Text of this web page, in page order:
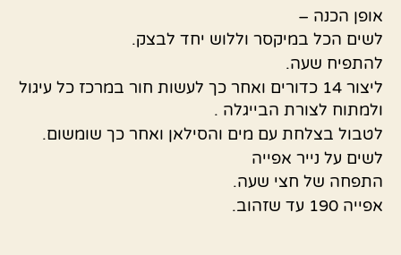
אופן הכנה –
לשים הכל במיקסר וללוש יחד לבצק.
להתפיח שעה.
ליצור 14 כדורים ואחר כך לעשות חור במרכז כל עיגול
ולמתוח לצורת הבייגלה .
לטבול בצלחת עם מים והסילאן ואחר כך שומשום.
לשים על נייר אפייה
התפחה של חצי שעה.
אפייה 190 עד שזהוב.